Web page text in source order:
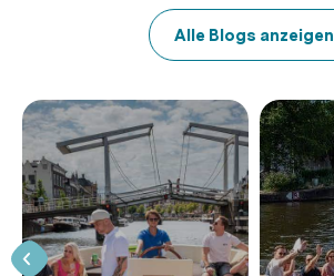
Alle Blogs anzeigen